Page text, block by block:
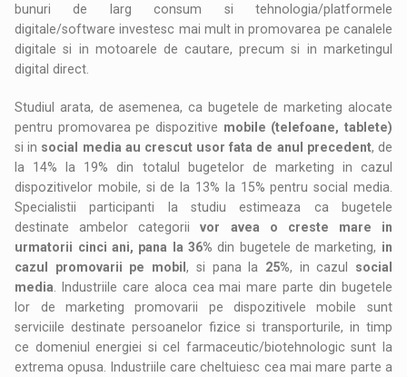
bunuri de larg consum si tehnologia/platformele
digitale/software investesc mai mult in promovarea pe canalele
digitale si in motoarele de cautare, precum si in marketingul
digital direct.
Studiul arata, de asemenea, ca bugetele de marketing alocate
pentru promovarea pe dispozitive mobile (telefoane, tablete)
si in social media au crescut usor fata de anul precedent, de
la 14% la 19% din totalul bugetelor de marketing in cazul
dispozitivelor mobile, si de la 13% la 15% pentru social media.
Specialistii participanti la studiu estimeaza ca bugetele
destinate ambelor categoriivor avea o creste mare in
urmatorii cinci ani, pana la 36% din bugetele de marketing, in
cazul promovarii pe mobil, si pana la 25%, in cazul social
media . Industriile care aloca cea mai mare parte din bugetele
lor de marketing promovarii pe dispozitivele mobile sunt
serviciile destinate persoanelor fizice si transporturile, in timp
ce domeniul energiei si cel farmaceutic/biotehnologic sunt la
extrema opusa. Industriile care cheltuiesc cea mai mare parte a